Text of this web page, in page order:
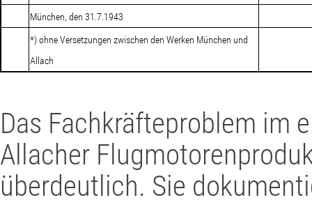
München, den 31.7.1943
*) ohne Versetzungen zwischen den Werken München und
Allach
Das Fachkräfteproblem im
Allacher
überdeutlich. Sie